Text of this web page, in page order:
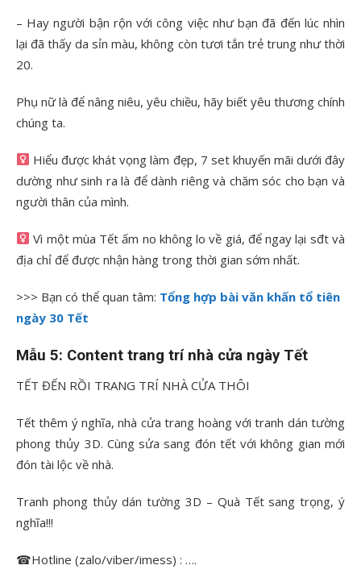
– Hay người bận rộn với công việc như bạn đã đến lúc nhìn
lại đã thấy da sỉn màu, không còn tươi tắn trẻ trung như thời
20.
Phụ nữ là để nâng niêu, yêu chiều, hãy biết yêu thương chính
chúng ta.
Hiểu được khát vọng làm đẹp, 7 set khuyến mãi dưới đây
dường như sinh ra là để dành riêng và chăm sóc cho bạn và
người thân của mình.
Vì một mùa Tết ấm no không lo về giá, để ngay lại sđt và
địa chỉ để được nhận hàng trong thời gian sớm nhất.
>>> Bạn có thể quan tâm: Tổng hợp bài văn khấn tổ tiên
ngày 30 Tết
Mẫu 5: Content trang trí nhà cửa ngày Tết
TẾT ĐẾN RỒI TRANG TRÍ NHÀ CỬA THÔI
Tết thêm ý nghĩa, nhà cửa trang hoàng với tranh dán tường
phong thủy 3D. Cùng sửa sang đón tết với không gian mới
đón tài lộc về nhà.
Tranh phong thủy dán tường 3D – Quà Tết sang trọng, ý
nghĩa!!!
☎Hotline (zalo/viber/imess) : ….